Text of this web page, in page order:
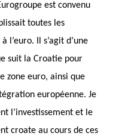
est convenu
toutes les
l’euro. Il s’agit d’une
suit la Croatie pour
zone euro, ainsi que
européenne. Je
l’investissement et le
croate au cours de ces